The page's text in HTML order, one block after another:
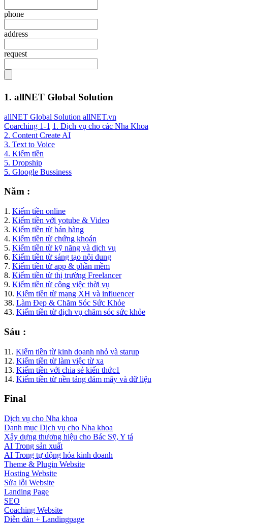
phone
address
request
1. allNET Global Solution
allNET Global Solution allNET.vn
Coarching 1-1 1. Dịch vụ cho các Nha Khoa
2. Content Create AI
3. Text to Voice
4. Kiếm tiền
5. Dropship
5. Gloogle Bussiness
Năm :
1. Kiếm tiền online
2. Kiếm tiền với yotube & Video
3. Kiếm tiền từ bán hàng
4. Kiếm tiền từ chứng khoán
5. Kiếm tiền từ kỹ năng và dịch vụ
6. Kiếm tiền từ sáng tạo nội dung
7. Kiếm tiền từ app & phần mềm
8. Kiếm tiền từ thị trường Freelancer
9. Kiếm tiền từ công việc thời vụ
10. Kiếm tiền từ mạng XH và influencer
38. Làm Đẹp & Chăm Sóc Sức Khỏe
43. Kiếm tiền từ dịch vụ chăm sóc sức khỏe
Sáu :
11. Kiếm tiền từ kinh doanh nhỏ và starup
12. Kiếm tiền từ làm việc từ xa
13. Kiếm tiền với chia sẻ kiến thức1
14. Kiếm tiền từ nền tảng đám mây và dữ liệu
Final
Dịch vụ cho Nha khoa
Danh mục Dịch vụ cho Nha khoa
Xây dựng thương hiệu cho Bác Sỹ, Y tá
AI Trong sản xuất
AI Trong tự động hóa kinh doanh
Theme & Plugin Website
Hosting Website
Sửa lỗi Website
Landing Page
SEO
Coaching Website
Diễn đàn + Landingpage